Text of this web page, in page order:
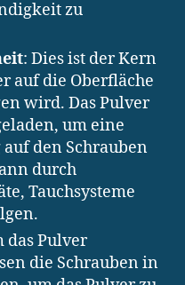
zu
: Dies ist der Kern
auf die Oberfläche
wird. Das Pulver
um eine
den Schrauben
durch
Tauchsysteme
das Pulver
die Schrauben in